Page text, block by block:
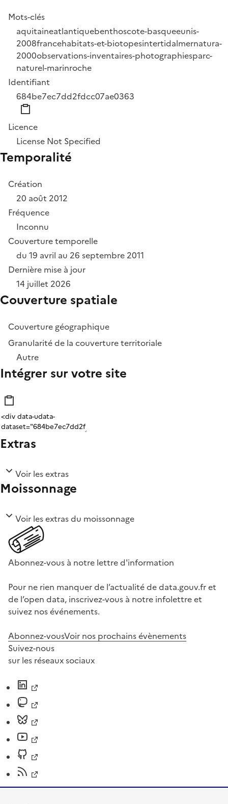
Mots-clés
aquitaineatlantiquebenthoscote-basqueeunis-
2008francehabitats-et-biotopesintertidalmernatura-
2000observations-inventaires-photographiesparc-
naturel-marinroche
Identifiant
684be7ec7dd2fdcc07ae0363
Licence
License Not Specified
Temporalité
Création
20 août 2012
Fréquence
Inconnu
Couverture temporelle
du 19 avril au 26 septembre 2011
Dernière mise à jour
14 juillet 2026
Couverture spatiale
Couverture géographique
Granularité de la couverture territoriale
Autre
Intégrer sur votre site
Extras
Voir les extras
Moissonnage
Voir les extras du moissonnage
Abonnez-vous à notre lettre d'information
Pour ne rien manquer de l’actualité de data.gouv.fr et
de l’open data, inscrivez-vous à notre infolettre et
suivez nos événements.
Abonnez-vousVoir nos prochains évènements
Suivez-nous
sur les réseaux sociaux